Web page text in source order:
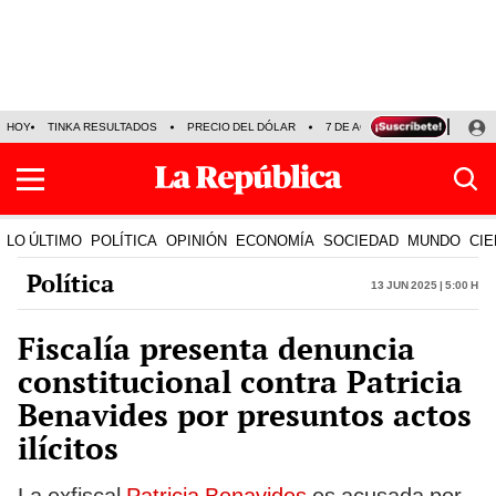
HOY TINKA RESULTADOS PRECIO DEL DÓLAR 7 DE AGOSTO OLLANTA
LO ÚLTIMO POLÍTICA OPINIÓN ECONOMÍA SOCIEDAD MUNDO
Política 13 Jun 2025 | 5:00 h
Fiscalía presenta denuncia
constitucional contra Patricia
Benavides por presuntos actos
ilícitos